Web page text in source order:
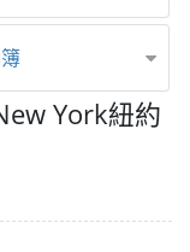
York紐約